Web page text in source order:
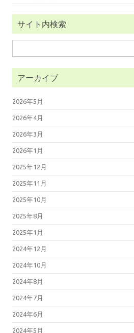
サイト内検索
索:
アーカイブ
2026年5月
2026年4月
2026年3月
2026年1月
2025年12月
2025年11月
2025年10月
2025年8月
2025年1月
2024年12月
2024年10月
2024年8月
2024年7月
2024年6月
2024年5月